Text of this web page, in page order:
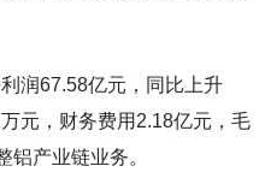
润67.58亿元，同比上升
元，财务费用2.18亿元，毛
产业链业务。